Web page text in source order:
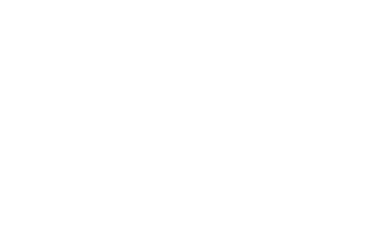
für biobasierte Produkte und Kraftstoffe"